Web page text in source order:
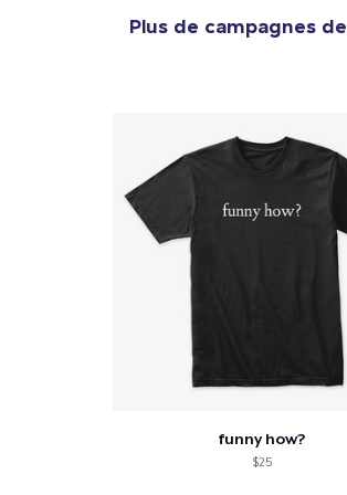
Plus de campagnes de
funny how?
$25